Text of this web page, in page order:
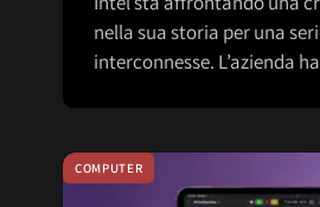
nella sua storia per una
interconnesse. L’azienda
COMPUTER